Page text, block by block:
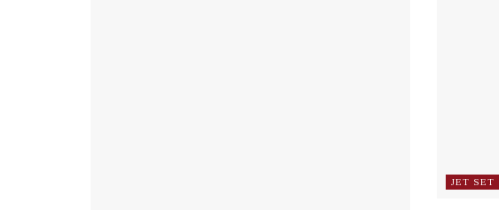
JET SET